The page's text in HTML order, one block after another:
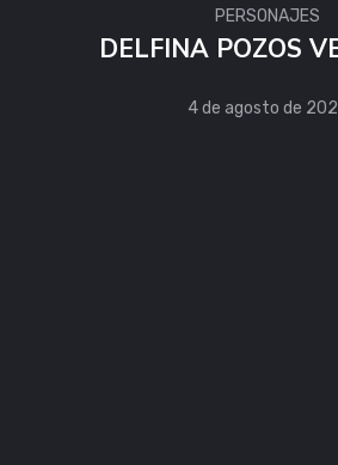
PERSONAJES
DELFINA POZOS
4 de agosto de